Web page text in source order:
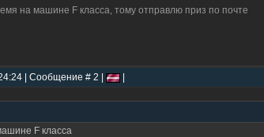
на машине F класса, тому отправлю приз по почте
| Сообщение # 2 |
F класса